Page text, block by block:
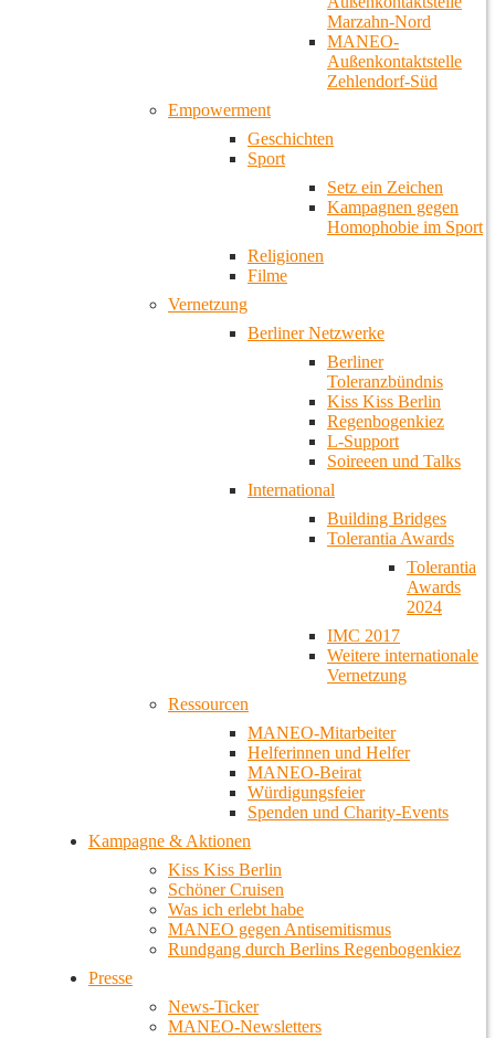
Marzahn-Nord
MANEO-
Außenkontaktstelle
Zehlendorf-Süd
Empowerment
Geschichten
Sport
Setz ein Zeichen
Kampagnen gegen
Homophobie im Sport
Religionen
Filme
Vernetzung
Berliner Netzwerke
Berliner
Toleranzbündnis
Kiss Kiss Berlin
Regenbogenkiez
L-Support
Soireeen und Talks
International
Building Bridges
Tolerantia Awards
Tolerantia
Awards
2024
IMC 2017
Weitere internationale
Vernetzung
Ressourcen
MANEO-Mitarbeiter
Helferinnen und Helfer
MANEO-Beirat
Würdigungsfeier
Spenden und Charity-Events
Kampagne & Aktionen
Kiss Kiss Berlin
Schöner Cruisen
Was ich erlebt habe
MANEO gegen Antisemitismus
Rundgang durch Berlins Regenbogenkiez
Presse
News-Ticker
MANEO-Newsletters